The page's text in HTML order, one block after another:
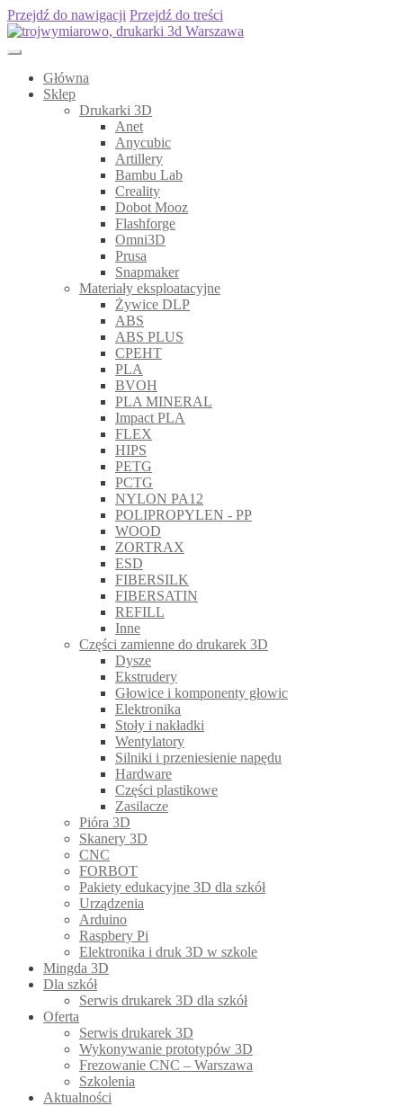
Przejdź do nawigacji Przejdź do treści
Główna
Sklep
Drukarki 3D
Anet
Anycubic
Artillery
Bambu Lab
Creality
Dobot Mooz
Flashforge
Omni3D
Prusa
Snapmaker
Materiały eksploatacyjne
Żywice DLP
ABS
ABS PLUS
CPEHT
PLA
BVOH
PLA MINERAL
Impact PLA
FLEX
HIPS
PETG
PCTG
NYLON PA12
POLIPROPYLEN - PP
WOOD
ZORTRAX
ESD
FIBERSILK
FIBERSATIN
REFILL
Inne
Części zamienne do drukarek 3D
Dysze
Ekstrudery
Głowice i komponenty głowic
Elektronika
Stoły i nakładki
Wentylatory
Silniki i przeniesienie napędu
Hardware
Części plastikowe
Zasilacze
Pióra 3D
Skanery 3D
CNC
FORBOT
Pakiety edukacyjne 3D dla szkół
Urządzenia
Arduino
Raspbery Pi
Elektronika i druk 3D w szkole
Mingda 3D
Dla szkół
Serwis drukarek 3D dla szkół
Oferta
Serwis drukarek 3D
Wykonywanie prototypów 3D
Frezowanie CNC – Warszawa
Szkolenia
Aktualności